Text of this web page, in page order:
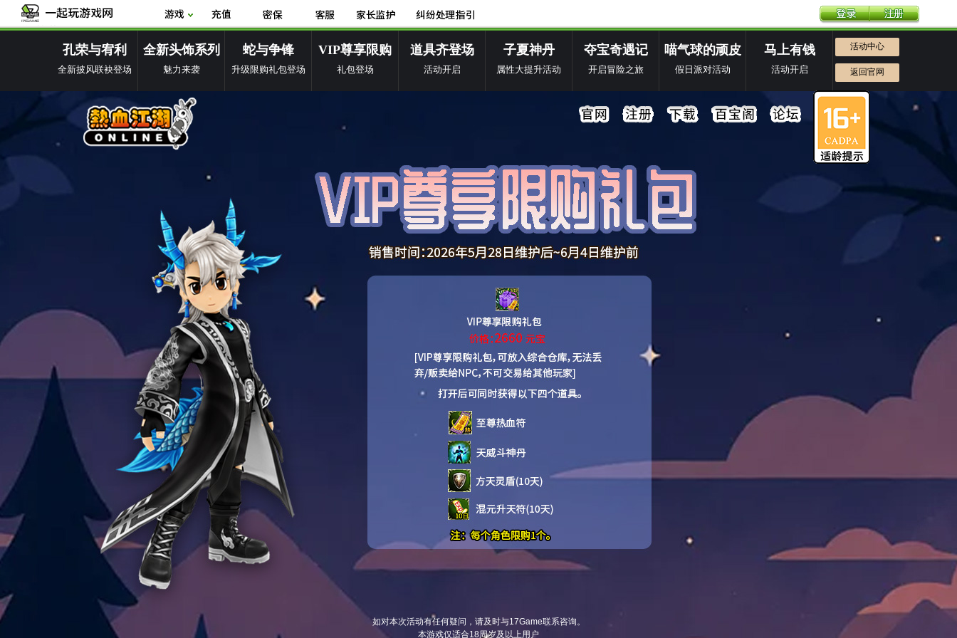
孔荣与宥利
全新披风联袂登场
全新头饰系列
魅力来袭
蛇与争锋
升级限购礼包登场
VIP尊享限购
礼包登场
道具齐登场
活动开启
子夏神丹
属性大提升活动
夺宝奇遇记
开启冒险之旅
喵气球的顽皮
假日派对活动
马上有钱
活动开启
活动中心
返回官网
如对本次活动有任何疑问，请及时与17Game联系咨询。
本游戏仅适合18周岁及以上用户